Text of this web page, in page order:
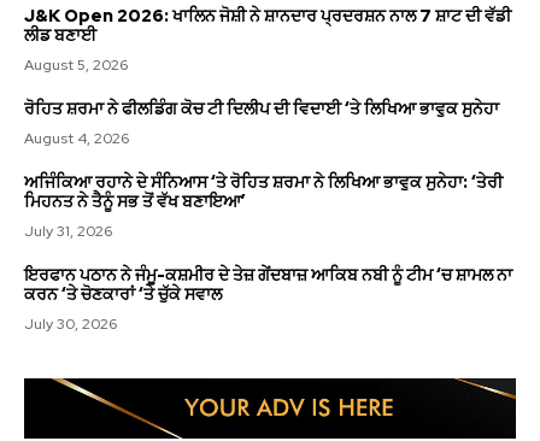
J&K Open 2026: ਖਾਲਿਨ ਜੋਸ਼ੀ ਨੇ ਸ਼ਾਨਦਾਰ ਪ੍ਰਦਰਸ਼ਨ ਨਾਲ 7 ਸ਼ਾਟ ਦੀ ਵੱਡੀ
ਲੀਡ ਬਣਾਈ
August 5, 2026
ਰੋਹਿਤ ਸ਼ਰਮਾ ਨੇ ਫੀਲਡਿੰਗ ਕੋਚ ਟੀ ਦਿਲੀਪ ਦੀ ਵਿਦਾਈ ‘ਤੇ ਲਿਖਿਆ ਭਾਵੁਕ ਸੁਨੇਹਾ
August 4, 2026
ਅਜਿੰਕਿਆ ਰਹਾਨੇ ਦੇ ਸੰਨਿਆਸ ‘ਤੇ ਰੋਹਿਤ ਸ਼ਰਮਾ ਨੇ ਲਿਖਿਆ ਭਾਵੁਕ ਸੁਨੇਹਾ: ‘ਤੇਰੀ
ਮਿਹਨਤ ਨੇ ਤੈਨੂੰ ਸਭ ਤੋਂ ਵੱਖ ਬਣਾਇਆ’
July 31, 2026
ਇਰਫਾਨ ਪਠਾਨ ਨੇ ਜੰਮੂ-ਕਸ਼ਮੀਰ ਦੇ ਤੇਜ਼ ਗੇਂਦਬਾਜ਼ ਆਕਿਬ ਨਬੀ ਨੂੰ ਟੀਮ ‘ਚ ਸ਼ਾਮਲ ਨਾ
ਕਰਨ ‘ਤੇ ਚੋਣਕਾਰਾਂ ‘ਤੇ ਚੁੱਕੇ ਸਵਾਲ
July 30, 2026